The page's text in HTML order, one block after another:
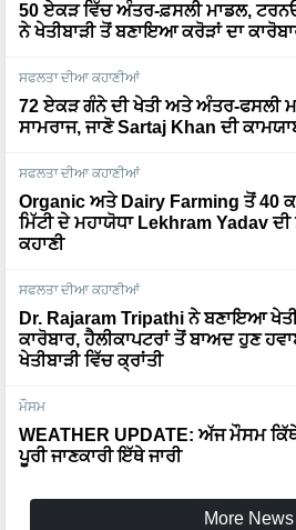
50 ਏਕੜ ਵਿੱਚ ਅੰਤਰ-ਫ਼ਸਲੀ ਮਾਡਲ,
ਨੇ ਖੇਤੀਬਾੜੀ ਤੋਂ ਬਣਾਇਆ ਕਰੋੜਾਂ ਦਾ
ਸਫਲਤਾ ਦੀਆ ਕਹਾਣੀਆਂ
72 ਏਕੜ ਗੰਨੇ ਦੀ ਖੇਤੀ ਅਤੇ ਅੰਤਰ-ਫਸਲੀ
ਸਾਮਰਾਜ, ਜਾਣੋ Sartaj Khan ਦੀ
ਸਫਲਤਾ ਦੀਆ ਕਹਾਣੀਆਂ
Organic ਅਤੇ Dairy Farming ਤੋਂ 40
ਮਿੱਟੀ ਦੇ ਮਹਾਯੋਧਾ Lekhram Yadav ਦੀ
ਕਹਾਣੀ
ਸਫਲਤਾ ਦੀਆ ਕਹਾਣੀਆਂ
Dr. Rajaram Tripathi ਨੇ ਬਣਾਇਆ
ਕਾਰੋਬਾਰ, ਹੈਲੀਕਾਪਟਰਾਂ ਤੋਂ ਬਾਅਦ ਹੁਣ
ਖੇਤੀਬਾੜੀ ਵਿੱਚ ਕ੍ਰਾਂਤੀ
ਮੌਸਮ
WEATHER UPDATE: ਅੱਜ ਮੌਸਮ
ਪੂਰੀ ਜਾਣਕਾਰੀ ਇੱਥੇ ਜਾਰੀ
More News